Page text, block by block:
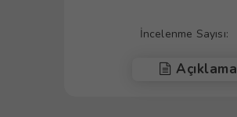
İncelenme Sayısı:
Açıklama